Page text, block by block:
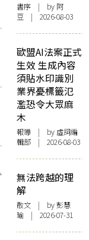
書序 | by 阿
豆 | 2026-08-03
歐盟AI法案正式
生效 生成內容
須貼水印識別
業界憂標籤氾
濫恐令大眾麻
木
報導 | by 虛詞編
輯部 | 2026-08-03
無法跨越的理
解
散文 | by 彭慧
瑜 | 2026-07-31